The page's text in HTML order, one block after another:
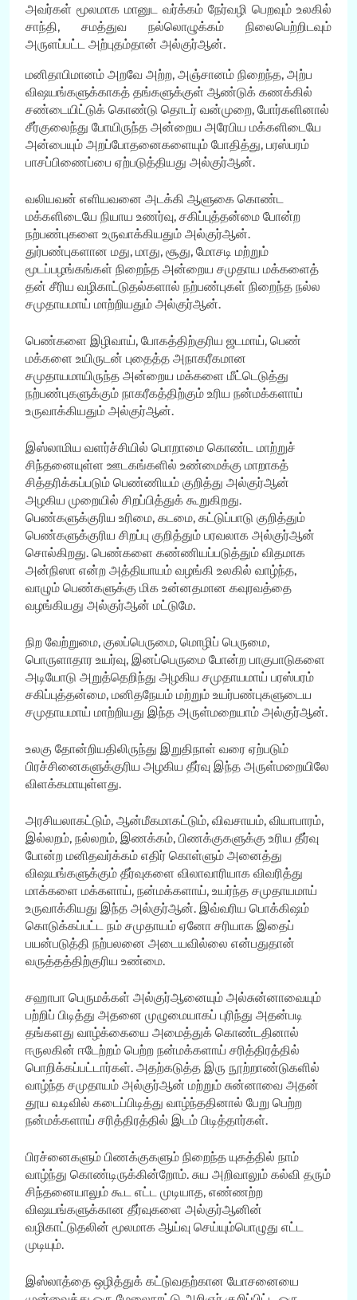
அவர்கள் மூலமாக மானுட வர்க்கம் நேர்வழி பெறவும் உலகில்
சாந்தி, சமத்துவ நல்லொழுக்கம் நிலைபெற்றிடவும்
அருளப்பட்ட அற்புதம்தான் அல்குர்ஆன்.
மனிதாபிமானம் அறவே அற்ற, அஞ்சானம் நிறைந்த, அற்ப
விஷயங்களுக்காகத் தங்களுக்குள் ஆண்டுக் கணக்கில்
சண்டையிட்டுக் கொண்டு தொடர் வன்முறை, போர்களினால்
சீர்குலைந்து போயிருந்த அன்றைய அரேபிய மக்களிடையே
அன்பையும் அறப்போதனைகளையும் போதித்து, பரஸ்பரம்
பாசப்பிணைப்பை ஏற்படுத்தியது அல்குர்ஆன்.
வலியவன் எளியவனை அடக்கி ஆளுகை கொண்ட
மக்களிடையே நியாய உணர்வு, சகிப்புத்தன்மை போன்ற
நற்பண்புகளை உருவாக்கியதும் அல்குர்ஆன்.
துர்பண்புகளான மது, மாது, சூது, மோசடி மற்றும்
மூடப்பழங்கங்கள் நிறைந்த அன்றைய சமுதாய மக்களைத்
தன் சீரிய வழிகாட்டுதல்களால் நற்பண்புகள் நிறைந்த நல்ல
சமுதாயமாய் மாற்றியதும் அல்குர்ஆன்.
பெண்களை இழிவாய், போகத்திற்குரிய ஜடமாய், பெண்
மக்களை உயிருடன் புதைத்த அநாகரீகமான
சமுதாயமாயிருந்த அன்றைய மக்களை மீட்டெடுத்து
நற்பண்புகளுக்கும் நாகரீகத்திற்கும் உரிய நன்மக்களாய்
உருவாக்கியதும் அல்குர்ஆன்.
இஸ்லாமிய வளர்ச்சியில் பொறாமை கொண்ட மாற்றுச்
சிந்தனையுள்ள ஊடகங்களில் உண்மைக்கு மாறாகத்
சித்தரிக்கப்படும் பெண்ணியம் குறித்து அல்குர்ஆன்
அழகிய முறையில் சிறப்பித்துக் கூறுகிறது.
பெண்களுக்குரிய உரிமை, கடமை, கட்டுப்பாடு குறித்தும்
பெண்களுக்குரிய சிறப்பு குறித்தும் பரவலாக அல்குர்ஆன்
சொல்கிறது. பெண்களை கண்ணியப்படுத்தும் விதமாக
அன்நிஸா என்ற அத்தியாயம் வழங்கி உலகில் வாழ்ந்த,
வாழும் பெண்களுக்கு மிக உன்னதமான கவுரவத்தை
வழங்கியது அல்குர்ஆன் மட்டுமே.
நிற வேற்றுமை, குலப்பெருமை, மொழிப் பெருமை,
பொருளாதார உயர்வு, இனப்பெருமை போன்ற பாகுபாடுகளை
அடியோடு அறுத்தெறிந்து அழகிய சமுதாயமாய் பரஸ்பரம்
சகிப்புத்தன்மை, மனிதநேயம் மற்றும் உயர்பண்புகளுடைய
சமுதாயமாய் மாற்றியது இந்த அருள்மறையாம் அல்குர்ஆன்.
உலகு தோன்றியதிலிருந்து இறுதிநாள் வரை ஏற்படும்
பிரச்சினைகளுக்குரிய அழகிய தீர்வு இந்த அருள்மறையிலே
விளக்கமாயுள்ளது.
அரசியலாகட்டும், ஆன்மீகமாகட்டும், விவசாயம், வியாபாரம்,
இல்லறம், நல்லறம், இணக்கம், பிணக்குகளுக்கு உரிய தீர்வு
போன்ற மனிதவர்க்கம் எதிர் கொள்ளும் அனைத்து
விஷயங்களுக்கும் தீர்வுகளை விலாவாரியாக விவரித்து
மாக்களை மக்களாய், நன்மக்களாய், உயர்ந்த சமுதாயமாய்
உருவாக்கியது இந்த அல்குர்ஆன். இவ்வரிய பொக்கிஷம்
கொடுக்கப்பட்ட நம் சமுதாயம் ஏனோ சரியாக இதைப்
பயன்படுத்தி நற்பலனை அடையவில்லை என்பதுதான்
வருத்தத்திற்குரிய உண்மை.
சஹாபா பெருமக்கள் அல்குர்ஆனையும் அல்சுன்னாவையும்
பற்றிப் பிடித்து அதனை முழுமையாகப் புரிந்து அதன்படி
தங்களது வாழ்க்கையை அமைத்துக் கொண்டதினால்
ஈருலகின் ஈடேற்றம் பெற்ற நன்மக்களாய் சரித்திரத்தில்
பொறிக்கப்பட்டார்கள். அதற்கடுத்த இரு நூற்றாண்டுகளில்
வாழ்ந்த சமுதாயம் அல்குர்ஆன் மற்றும் சுன்னாவை அதன்
தூய வடிவில் கடைப்பிடித்து வாழ்ந்ததினால் பேறு பெற்ற
நன்மக்களாய் சரித்திரத்தில் இடம் பிடித்தார்கள்.
பிரச்னைகளும் பிணக்குகளும் நிறைந்த யுகத்தில் நாம்
வாழ்ந்து கொண்டிருக்கின்றோம். சுய அறிவாலும் கல்வி தரும்
சிந்தனையாலும் கூட எட்ட முடியாத, எண்ணற்ற
விஷயங்களுக்கான தீர்வுகளை அல்குர்ஆனின்
வழிகாட்டுதலின் மூலமாக ஆய்வு செய்யும்பொழுது எட்ட
முடியும்.
இஸ்லாத்தை ஒழித்துக் கட்டுவதற்கான யோசனையை